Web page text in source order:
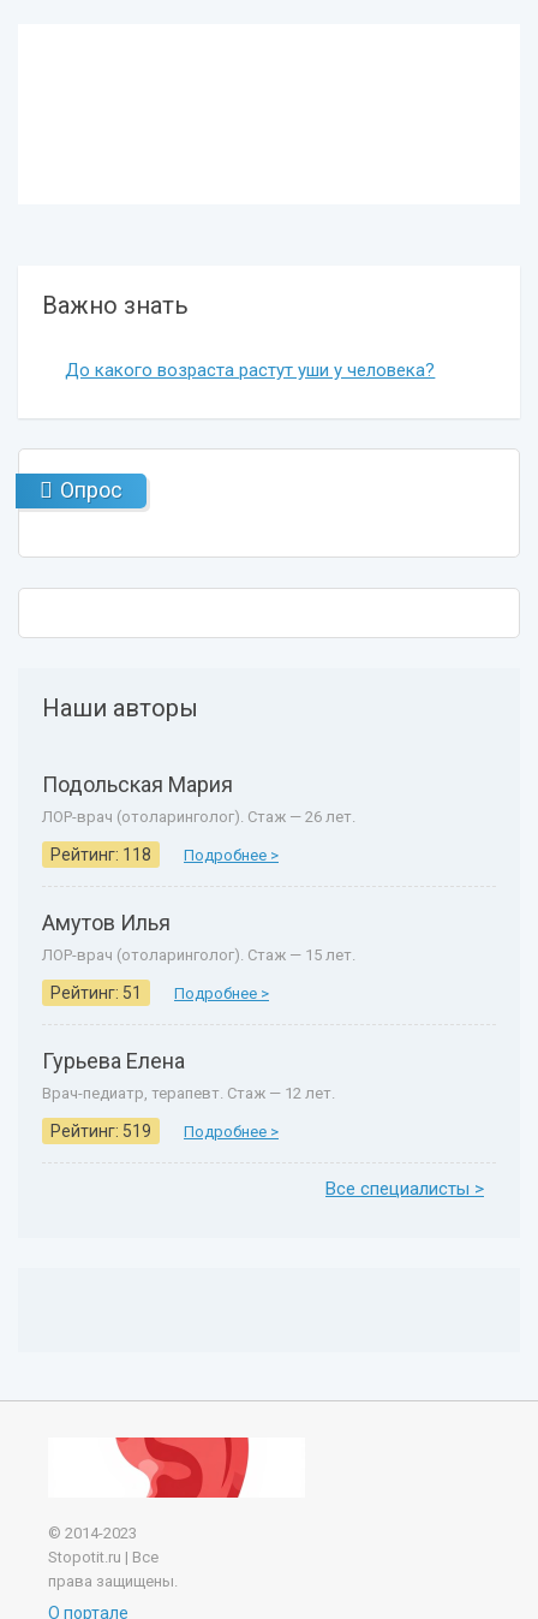
Важно знать
До какого возраста растут уши у человека?
Опрос
Наши авторы
Подольская Мария
ЛОР-врач (отоларинголог). Стаж — 26 лет.
Рейтинг: 118 Подробнее >
Амутов Илья
ЛОР-врач (отоларинголог). Стаж — 15 лет.
Рейтинг: 51 Подробнее >
Гурьева Елена
Врач-педиатр, терапевт. Стаж — 12 лет.
Рейтинг: 519 Подробнее >
Все специалисты >
© 2014-2023
Stopotit.ru | Все
права защищены.
О портале